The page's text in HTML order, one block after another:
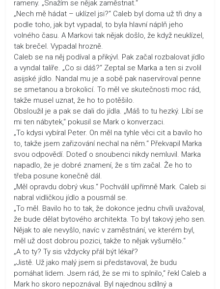
rameny. „Snažím se nějak zaměstnat.“
„Nech mě hádat – uklízel jsi?“ Caleb byl doma už tři dny a
podle toho, jak byt vypadal, to byla hlavní náplň jeho
volného času. A Markovi tak nějak došlo, že když neuklízel,
tak brečel. Vypadal hrozně.
Caleb se na něj podíval a přikývl. Pak začal rozbalovat jídlo
a vyndal talíře. „Co si dáš?“ Zeptal se Marka a ten si zvolil
asijské jídlo. Nandal mu je a sobě pak naservíroval penne
se smetanou a brokolicí. To měl ve skutečnosti moc rád,
takže musel uznat, že ho to potěšilo.
Obsloužil je a pak se dali do jídla. „Máš to tu hezký. Líbí se
mi ten nábytek,“ pokusil se Mark o konverzaci.
„To kdysi vybíral Peter. On měl na tyhle věci cit a bavilo ho
to, takže jsem zařizování nechal na něm.“ Překvapil Marka
svou odpovědí. Doteď o snoubenci nikdy nemluvil. Marka
napadlo, že je dobré znamení, že s tím začal. Že ho to
třeba posune konečně dál.
„Měl opravdu dobrý vkus.“ Pochválil upřímně Mark. Caleb si
nabral vidličkou jídlo a pousmál se.
„To měl. Bavilo ho to tak, že dokonce jednu chvíli uvažoval,
že bude dělat bytového architekta. To byl takový jeho sen.
Nějak to ale nevyšlo, navíc v zaměstnání, ve kterém byl,
měl už dost dobrou pozici, takže to nějak vyšumělo.“
„A to ty? Ty sis vždycky přál být lékař?
„Jistě. Už jako malý jsem si představoval, že budu
pomáhat lidem. Jsem rád, že se mi to splnilo,“ řekl Caleb a
Mark ho skoro nepoznával. Byl najednou sdílný a